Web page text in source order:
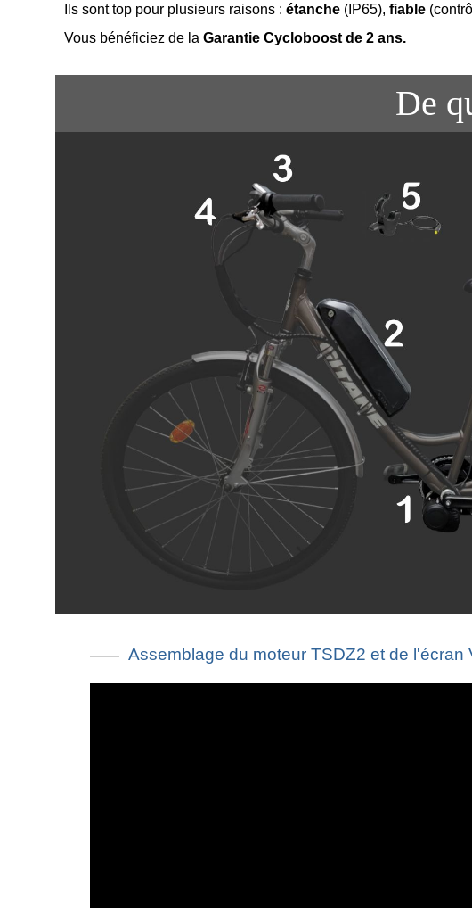
Ils sont top pour plusieurs raisons : étanche (IP65), fiable
Vous bénéficiez de la Garantie Cycloboost de 2 ans.
De
Assemblage du moteur TSDZ2 et de l'écran